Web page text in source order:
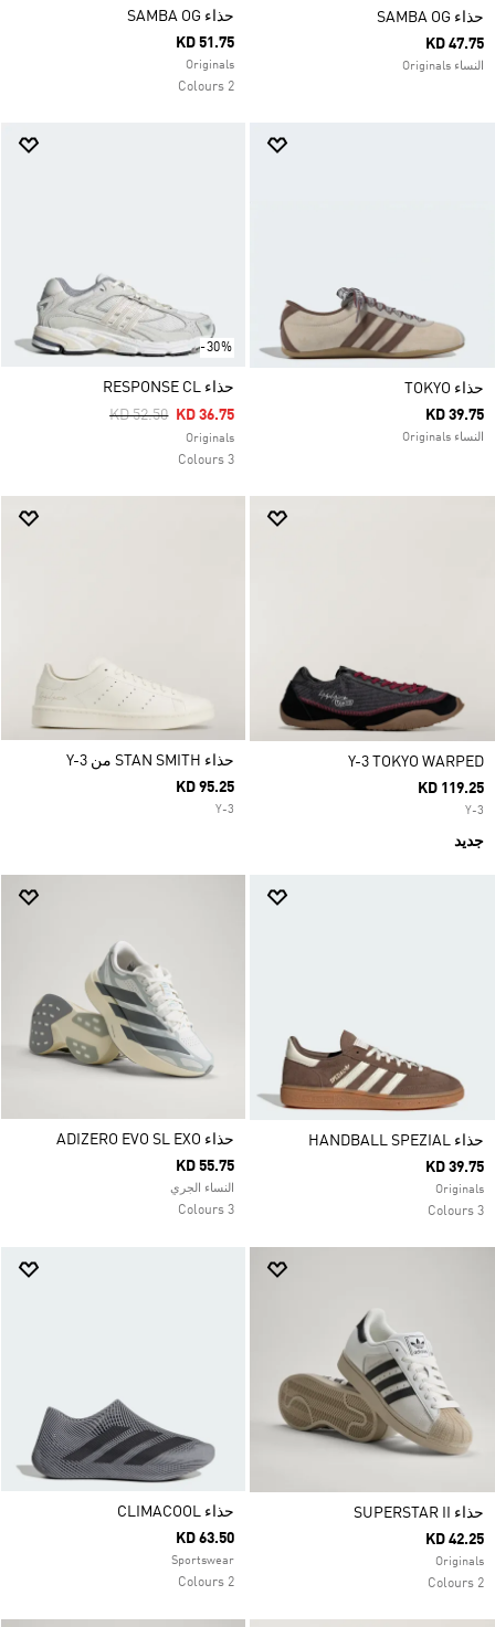
حذاء SAMBA OG
KD 47.75
النساء Originals
حذاء SAMBA OG
KD 51.75
Originals
2 Colours
حذاء TOKYO
KD 39.75
النساء Originals
-30%
حذاء RESPONSE CL
Price Reduced From
KD 52.50ToKD 36.75
Originals
3 Colours
Y-3 TOKYO WARPED
KD 119.25
Y-3
جديد
حذاء STAN SMITH من Y-3
KD 95.25
Y-3
حذاء HANDBALL SPEZIAL
KD 39.75
Originals
3 Colours
حذاء ADIZERO EVO SL EXO
KD 55.75
النساء الجري
3 Colours
حذاء SUPERSTAR II
KD 42.25
Originals
2 Colours
حذاء CLIMACOOL
KD 63.50
Sportswear
2 Colours